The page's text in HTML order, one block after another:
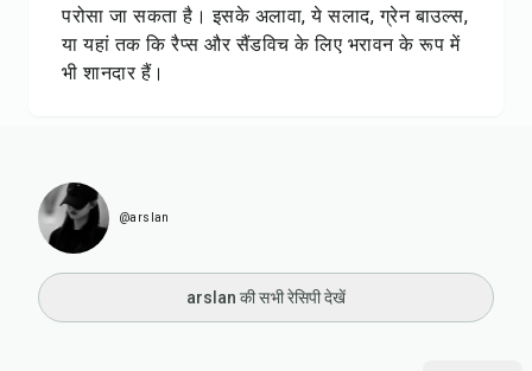
परोसा जा सकता है। इसके अलावा, ये सलाद, ग्रेन बाउल्स,
या यहां तक कि रैप्स और सैंडविच के लिए भरावन के रूप में
भी शानदार हैं।
@arslan
arslan की सभी रेसिपी देखें